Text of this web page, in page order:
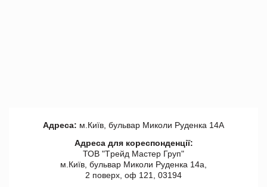
Адреса: м.Київ, бульвар Миколи Руденка 14А
Адреса для кореспонденції:
ТОВ "Tрейд Мастер Груп"
м.Київ, бульвар Миколи Руденка 14а,
2 поверх, оф 121, 03194